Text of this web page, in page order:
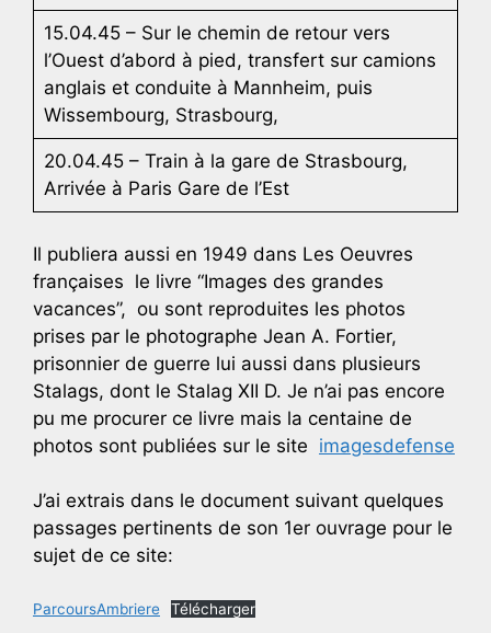
15.04.45 – Sur le chemin de retour vers
l’Ouest d’abord à pied, transfert sur camions
anglais et conduite à Mannheim, puis
Wissembourg, Strasbourg,
20.04.45 – Train à la gare de Strasbourg,
Arrivée à Paris Gare de l’Est
Il publiera aussi en 1949 dans Les Oeuvres
françaises le livre “Images des grandes
vacances”, ou sont reproduites les photos
prises par le photographe Jean A. Fortier,
prisonnier de guerre lui aussi dans plusieurs
Stalags, dont le Stalag XII D. Je n’ai pas encore
pu me procurer ce livre mais la centaine de
photos sont publiées sur le site imagesdefense
J’ai extrais dans le document suivant quelques
passages pertinents de son 1er ouvrage pour le
sujet de ce site:
ParcoursAmbriere Télécharger